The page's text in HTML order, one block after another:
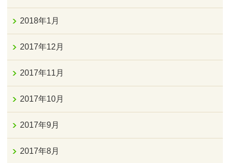
2018年1月
2017年12月
2017年11月
2017年10月
2017年9月
2017年8月